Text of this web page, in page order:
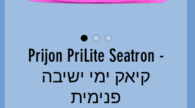
Prijon PriLite Seatron -
קיאק ימי ישיבה
פנימית